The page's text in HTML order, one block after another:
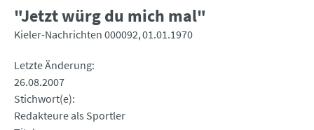
"Jetzt würg du mich mal"
Kieler-Nachrichten 000092 01.01.1970
Letzte Änderung
26.08.2007
Stichwort(e)
Redakteure als Sportler